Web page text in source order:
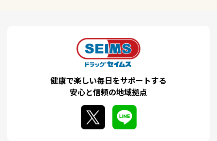
健康で楽しい毎日をサポートする
安心と信頼の地域拠点